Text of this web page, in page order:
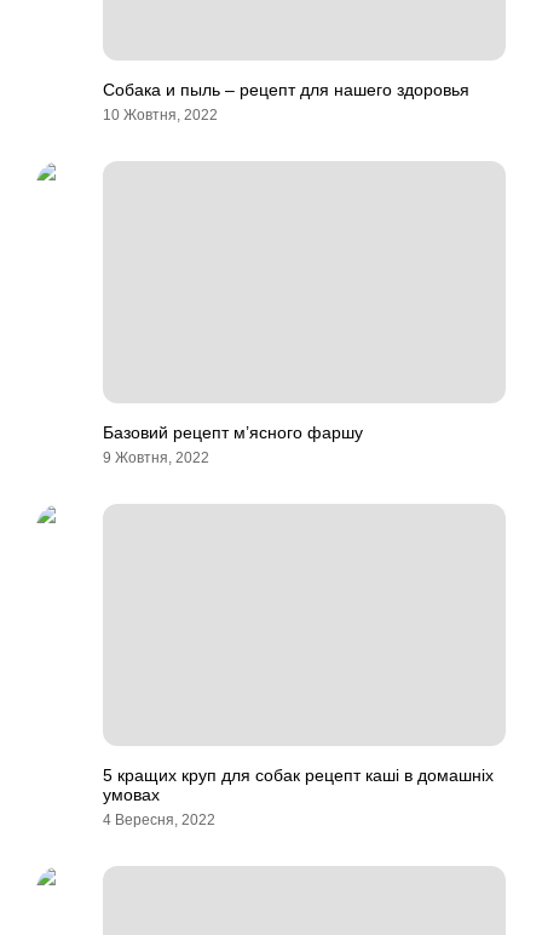
Собака и пыль – рецепт для нашего здоровья
10 Жовтня, 2022
Базовий рецепт м’ясного фаршу
9 Жовтня, 2022
5 кращих круп для собак рецепт каші в домашніх
умовах
4 Вересня, 2022